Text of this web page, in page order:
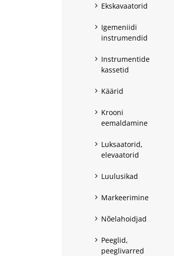
Ekskavaatorid
Igemeniidi
instrumendid
Instrumentide
kassetid
Käärid
Krooni
eemaldamine
Luksaatorid,
elevaatorid
Luulusikad
Markeerimine
Nõelahoidjad
Peeglid,
peeglivarred